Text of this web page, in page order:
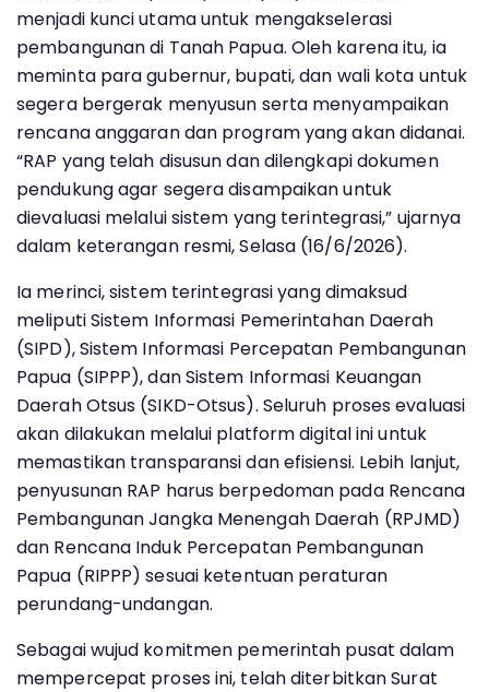
menjadi kunci utama untuk mengakselerasi
pembangunan di Tanah Papua. Oleh karena itu, ia
meminta para gubernur, bupati, dan wali kota untuk
segera bergerak menyusun serta menyampaikan
rencana anggaran dan program yang akan didanai.
“RAP yang telah disusun dan dilengkapi dokumen
pendukung agar segera disampaikan untuk
dievaluasi melalui sistem yang terintegrasi,” ujarnya
dalam keterangan resmi, Selasa (16/6/2026).
Ia merinci, sistem terintegrasi yang dimaksud
meliputi Sistem Informasi Pemerintahan Daerah
(SIPD), Sistem Informasi Percepatan Pembangunan
Papua (SIPPP), dan Sistem Informasi Keuangan
Daerah Otsus (SIKD-Otsus). Seluruh proses evaluasi
akan dilakukan melalui platform digital ini untuk
memastikan transparansi dan efisiensi. Lebih lanjut,
penyusunan RAP harus berpedoman pada Rencana
Pembangunan Jangka Menengah Daerah (RPJMD)
dan Rencana Induk Percepatan Pembangunan
Papua (RIPPP) sesuai ketentuan peraturan
perundang-undangan.
Sebagai wujud komitmen pemerintah pusat dalam
mempercepat proses ini, telah diterbitkan Surat